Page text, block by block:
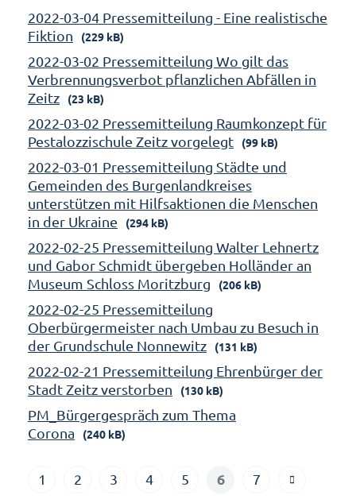
2022-03-04 Pressemitteilung - Eine realistische
Fiktion
(229 kB)
2022-03-02 Pressemitteilung Wo gilt das
Verbrennungsverbot pflanzlichen Abfällen in
Zeitz
(23 kB)
2022-03-02 Pressemitteilung Raumkonzept für
Pestalozzischule Zeitz vorgelegt
(99 kB)
2022-03-01 Pressemitteilung Städte und
Gemeinden des Burgenlandkreises
unterstützen mit Hilfsaktionen die Menschen
in der Ukraine
(294 kB)
2022-02-25 Pressemitteilung Walter Lehnertz
und Gabor Schmidt übergeben Holländer an
Museum Schloss Moritzburg
(206 kB)
2022-02-25 Pressemitteilung
Oberbürgermeister nach Umbau zu Besuch in
der Grundschule Nonnewitz
(131 kB)
2022-02-21 Pressemitteilung Ehrenbürger der
Stadt Zeitz verstorben
(130 kB)
PM_Bürgergespräch zum Thema
Corona
(240 kB)
1 2 3 4 5 6 7